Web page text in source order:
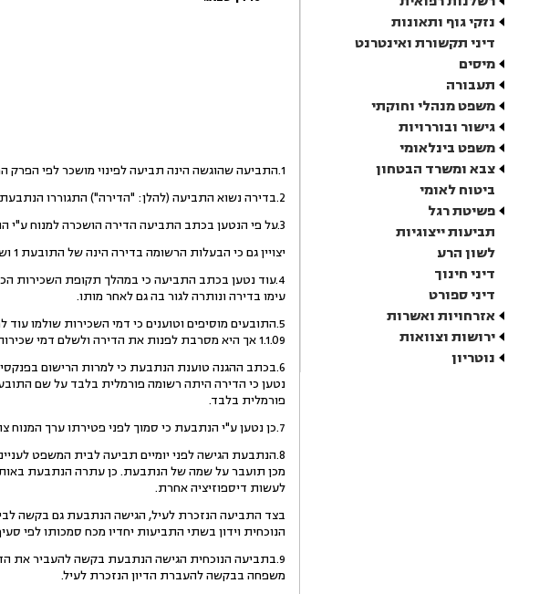
נזקי גוף ותאונות
דיני תקשורת ואינטרנט
מיסים
תעבורה
משפט מנהלי וחוקתי
גישור ובוררויות
משפט בינלאומי
צבא ומשרד הבטחון
ביטוח לאומי
פשיטת רגל
תביעות ייצוגיות
לשון הרע
דיני חינוך
דיני ספורט
אזרחויות ואשרות
ירושות וצוואות
נוטריון
1.התביעה שהוגשה הינה תביעה לפינוי מושכר לפי הפרק המיוחד שהוסף לתקנות סדר הדין האזרחי.
2.בדירה נשוא התביעה (להלן: "הדירה") התגוררו הנתבעת וכן המנוח, מר ג'רארד גדג' (להלן: "המנוח"), אשר נפטר ביום 8.8.08.
3.על פי הנטען בכתב התביעה הדירה הושכרה למנוח ע"י התובעת 1 שהינה אחותו של המנוח.
יצויין גם כי הבעלות הרשומה בדירה הינה של התובעת 1 ושל ילדיה התובעים 2-6.
4.עוד נטען בכתב התביעה כי במהלך תקופת השכירות
עימו בדירה ונותרה לגור בה גם לאחר מותו.
1.1.09 אך היא מסרבת לפנות את הדירה ולשלם דמי שכירות בגינה.
6.בכתב ההגנה טוענת הנתבעת כי למרות הרישום
פורמלית בלבד.
7.כן נטען ע"י הנתבעת כי סמוך לפני פטירתו ערך המנוח צוואה שבה ציווה לנתבעת מתוך עזבונו דירה ומכונית בבעלותה בלי לנקוב בפרטיה.
8.הנתבעת הגישה לפני יומיים תביעה לבית המשפט
מכן תועבר על שמה של הנתבעת. כן עתרה הנתבעת
לעשות דיספוזיציה אחרת.
בצד התביעה הנזכרת לעיל, הגישה הנתבעת גם בקשה
הנוכחית וידון בשתי התביעות יחדיו מכח סמכותו לפי סעיף 6(ה) לחוק בית המשפט לענייני
9.בתביעה הנוכחית הגישה הנתבעת בקשה להעביר את
משפחה בבקשה להעברת הדיון הנזכרת לעיל.